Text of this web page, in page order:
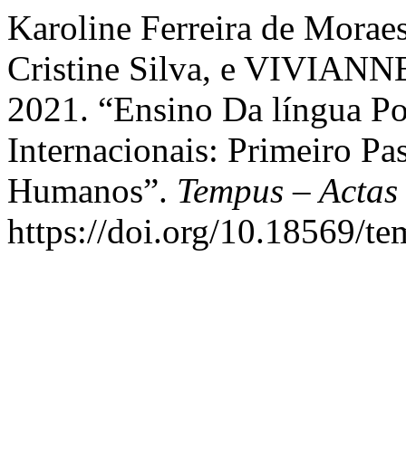
Karoline Ferreira de
Cristine Silva, e
2021. “Ensino Da língua
Internacionais: Primeiro
Humanos”. Tempus –
https://doi.org/10.18569/